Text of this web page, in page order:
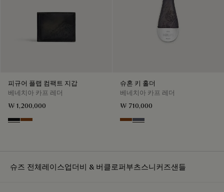
피규어 플랩 컴팩트 지갑
베네치아 카프 레더
₩ 1,200,000
Nero Grigio
Cacao Intenso
슈혼 키 홀더
베네치아 카프 레더
₩ 710,000
MoganoLight Aluminio
슈즈 전체레이스업더비 & 버클로퍼부츠스니커즈샌들